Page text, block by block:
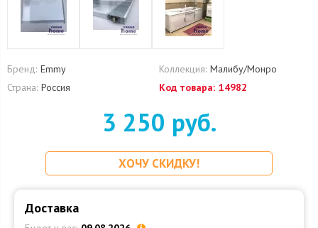
Бренд: Emmy Коллекция: Малибу/Монро
Страна: Россия Код товара: 14982
3 250 руб.
ХОЧУ СКИДКУ!
Доставка